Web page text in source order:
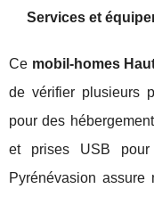
Services et
Ce mobil-homes
de vérifier plusieurs
pour des
et prises USB pour
Pyrénévasion assure